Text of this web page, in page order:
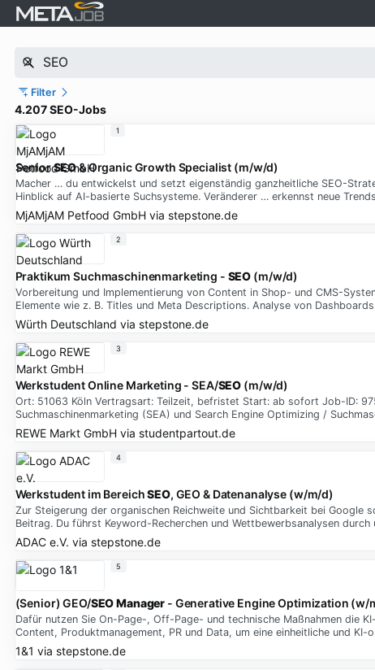
Filter
4.207 SEO-Jobs
SeniorSEO& Organic Growth Specialist (m/w/d)
Macher … du entwickelst und setzt eigenständig ganzheitliche SEO-
Hinblick auf AI-basierte Suchsysteme. Veränderer … erkennst neue
MjAMjAM Petfood GmbHvia stepstone.de
1
Praktikum Suchmaschinenmarketing - SEO (m/w/d)
Vorbereitung und Implementierung von Content in Shop- und CMS-
Elemente wie z. B. Titles und Meta Descriptions. Analyse von
Würth Deutschland via stepstone.de
2
Werkstudent Online Marketing - SEA/SEO (m/w/d)
Ort: 51063 Köln Vertragsart: Teilzeit, befristet Start: ab sofort Job-ID:
Suchmaschinenmarketing (SEA) und Search Engine Optimizing /
REWE Markt GmbHvia studentpartout.de
3
Werkstudent im BereichSEO, GEO & Datenanalyse (w/m/d)
Zur Steigerung der organischen Reichweite und Sichtbarkeit bei Google
Beitrag. Du führst Keyword-Recherchen und Wettbewerbsanalysen
ADAC e.V. via stepstone.de
4
(Senior) GEO/SEO Manager - Generative Engine Optimization (w/
Dafür nutzen Sie On-Page-, Off-Page- und technische Maßnahmen die
Content, Produktmanagement, PR und Data, um eine einheitliche und
1&1 via stepstone.de
5